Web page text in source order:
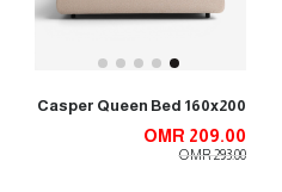
Casper Queen Bed 160x200
OMR 209.00
OMR 293.00